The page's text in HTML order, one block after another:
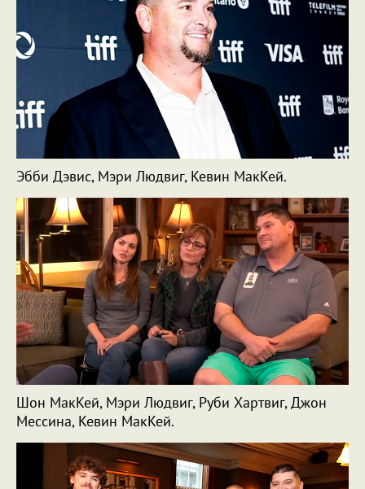
Эбби Дэвис, Мэри Людвиг, Кевин МакКей.
Шон МакКей, Мэри Людвиг, Руби Хартвиг, Джон
Мессина, Кевин МакКей.